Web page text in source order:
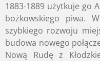
1883-1889 użytkuje go
bożkowskiego piwa.
szybkiego rozwoju
budowa nowego
Nową Rudę z